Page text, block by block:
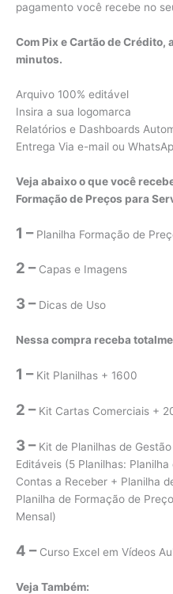
pagamento você recebe no
Com Pix e Cartão de Crédito,
minutos.
Arquivo 100% editável
Insira a sua logomarca
Relatórios e Dashboards
Entrega Via e-mail ou
Veja abaixo o que você
Formação de Preços para
1 –Planilha Formação de
2 –Capas e Imagens
3 –Dicas de Uso
Nessa compra receba
1 –Kit Planilhas + 1600
2 –Kit Cartas Comerciais +
3 –Kit de Planilhas de
Editáveis (5 Planilhas:
Contas a Receber + Planilha
Planilha de Formação de
Mensal)
4 –Curso Excel em Vídeos
Veja Também: